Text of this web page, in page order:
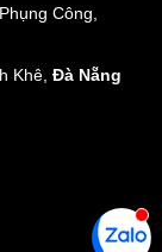
Công,
Khê, Đà Nẵng